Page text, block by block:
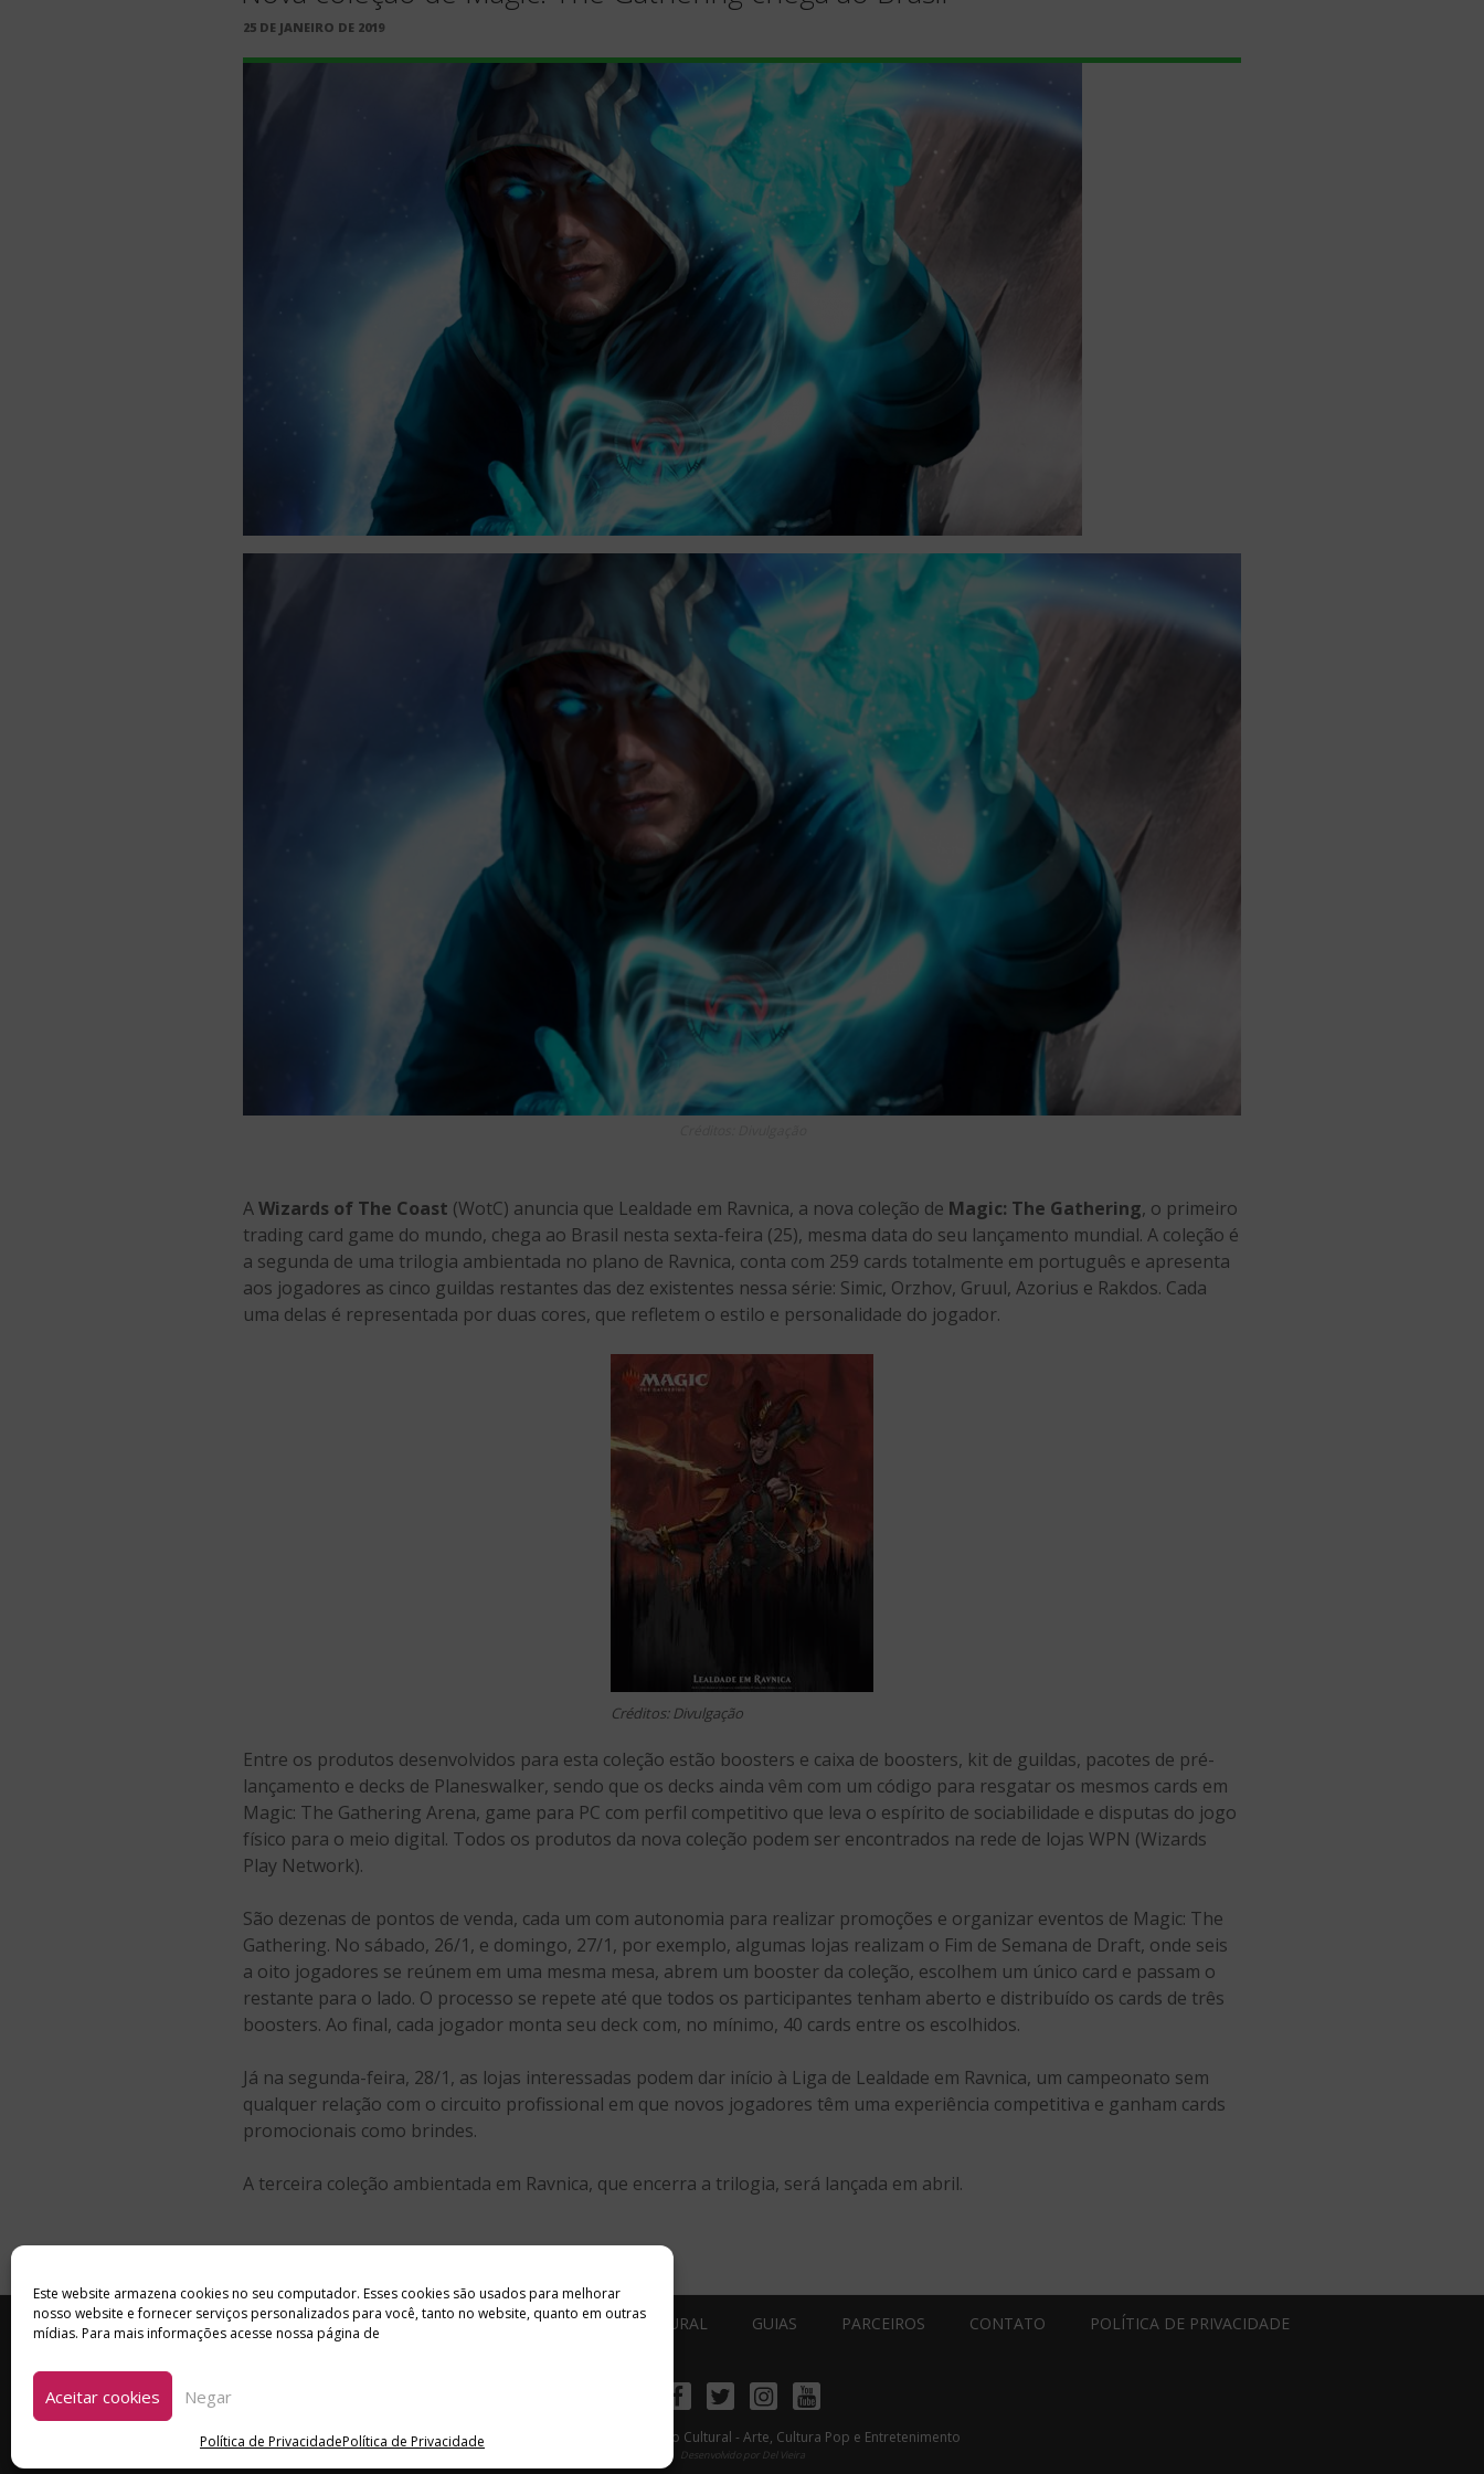
Este website armazena cookies no seu computador. Esses cookies são usados ​​para melhorar
nosso website e fornecer serviços personalizados para você, tanto no website, quanto em outras
mídias. Para mais informações acesse nossa página de
Aceitar cookies Negar
Política de PrivacidadePolítica de Privacidade
PUBLICADO
25 DE JANEIRO DE 2019
AWizards of The Coast (WotC) anuncia que Lealdade em Ravnica, a nova coleção de Magic: The Gathering, o primeiro
trading card game do mundo, chega ao Brasil nesta sexta-feira (25), mesma data do seu lançamento mundial. A coleção é
a segunda de uma trilogia ambientada no plano de Ravnica, conta com 259 cards totalmente em português e apresenta
aos jogadores as cinco guildas restantes das dez existentes nessa série: Simic, Orzhov, Gruul, Azorius e Rakdos. Cada
uma delas é representada por duas cores, que refletem o estilo e personalidade do jogador.
Créditos: Divulgação
Entre os produtos desenvolvidos para esta coleção estão boosters e caixa de boosters, kit de guildas, pacotes de pré-
lançamento e decks de Planeswalker, sendo que os decks ainda vêm com um código para resgatar os mesmos cards em
Magic: The Gathering Arena, game para PC com perfil competitivo que leva o espírito de sociabilidade e disputas do jogo
físico para o meio digital. Todos os produtos da nova coleção podem ser encontrados na rede de lojas WPN (Wizards
Play Network).
São dezenas de pontos de venda, cada um com autonomia para realizar promoções e organizar eventos de Magic: The
Gathering. No sábado, 26/1, e domingo, 27/1, por exemplo, algumas lojas realizam o Fim de Semana de Draft, onde seis
a oito jogadores se reúnem em uma mesma mesa, abrem um booster da coleção, escolhem um único card e passam o
restante para o lado. O processo se repete até que todos os participantes tenham aberto e distribuído os cards de três
boosters. Ao final, cada jogador monta seu deck com, no mínimo, 40 cards entre os escolhidos.
Já na segunda-feira, 28/1, as lojas interessadas podem dar início à Liga de Lealdade em Ravnica, um campeonato sem
qualquer relação com o circuito profissional em que novos jogadores têm uma experiência competitiva e ganham cards
promocionais como brindes.
A terceira coleção ambientada em Ravnica, que encerra a trilogia, será lançada em abril.
INÍCIO SOBRE ANUNCIE ESTÚDIO ACESSO CULTURAL GUIAS PARCEIROS CONTATO POLÍTICA DE PRIVACIDADE
FacebookTwitterInstagramYoutube
2026 Acesso Cultural - Arte, Cultura Pop e Entretenimento
Desenvolvido por Del Vieira